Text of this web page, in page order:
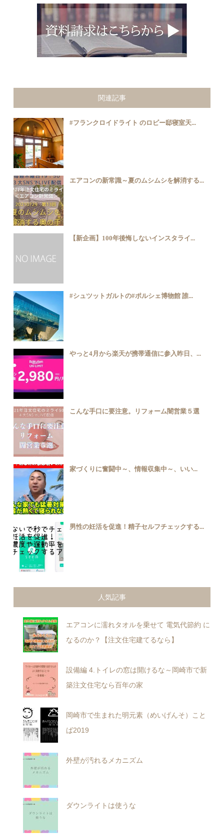
関連記事
#フランクロイドライト のロビー邸寝室天...
エアコンの新常識～夏のムシムシを解消する...
【新企画】100年後悔しないインスタライ...
#シュツットガルトの#ポルシェ博物館 誰...
やっと4月から楽天が携帯通信に参入昨日、...
こんな手口に要注意。リフォーム闇営業５選
家づくりに奮闘中～、情報収集中～、いい...
男性の妊活を促進！精子セルフチェックする...
人気記事
エアコンに濡れタオルを乗せて 電気代節約 に
なるのか？【注文住宅建てるなら】
設備編 4.トイレの窓は開けるな～岡崎市で新
築注文住宅なら百年の家
岡崎市で生まれた明元素（めいげんそ）こと
ば2019
外壁が汚れるメカニズム
ダウンライトは使うな